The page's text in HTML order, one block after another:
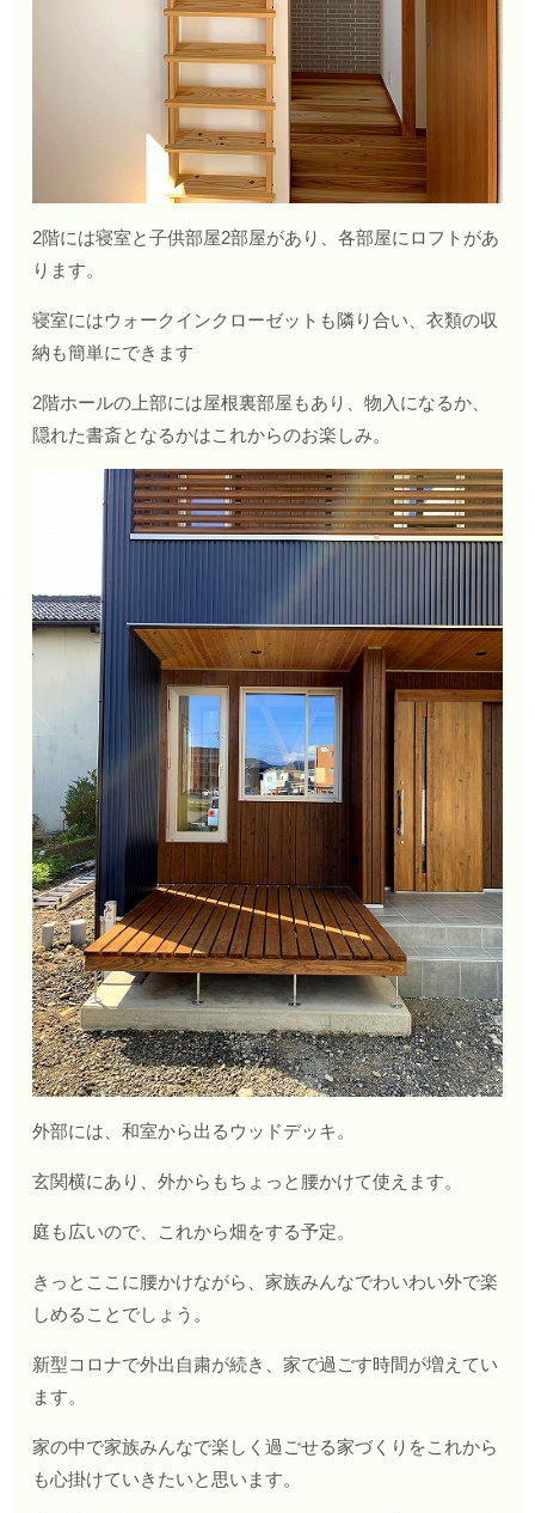
2階には寝室と子供部屋2部屋があり、各部屋にロフトがあ
ります。
寝室にはウォークインクローゼットも隣り合い、衣類の収
納も簡単にできます
2階ホールの上部には屋根裏部屋もあり、物入になるか、
隠れた書斎となるかはこれからのお楽しみ。
外部には、和室から出るウッドデッキ。
玄関横にあり、外からもちょっと腰かけて使えます。
庭も広いので、これから畑をする予定。
きっとここに腰かけながら、家族みんなでわいわい外で楽
しめることでしょう。
新型コロナで外出自粛が続き、家で過ごす時間が増えてい
ます。
家の中で家族みんなで楽しく過ごせる家づくりをこれから
も心掛けていきたいと思います。